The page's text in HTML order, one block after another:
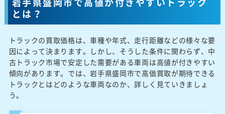
とは？
トラックの買取価格は、車種や年式、走行距離などの様々な要
因によって決まります。しかし、そうした条件に関わらず、中
古トラック市場で安定した需要がある車両は高値が付きやすい
傾向があります。では、岩手県盛岡市で高価買取が期待できる
トラックとはどのような車両なのか、詳しく見ていきましょ
う。